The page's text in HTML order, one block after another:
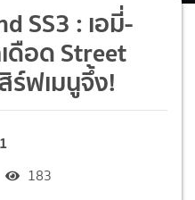
SS3 : เอมี่-
ดือด Street
ร์ฟเมนูจึ้ง!
183